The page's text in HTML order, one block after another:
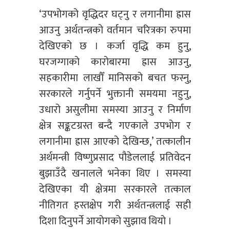
‘उपभोगको वृद्धिदर घट्नु र लगानीमा ह्रास
आउनु अर्थतन्त्रको वर्तमान चरित्रका रुपमा
देखिएको छ । कर्जा वृद्धि कम हुनु,
घरजग्गाको कारोबारमा ह्रास आउनु,
सहकारीमा लाखौँ मानिसको बचत फस्नु,
सरकारले गर्नुपर्ने भुक्तानी समयमा नहुनु,
उधारो असुलीमा समस्या आउनु र निर्माण
क्षेत्र सङ्कटग्रस्त बन्दै गएकाले उपभोग र
लगानीमा ह्रास आएको देखिन्छ,’ तत्कालीन
अर्थमन्त्री विष्णुप्रसाद पौडेललाई प्रतिवेदन
बुझाउँदै खनालले भनेका थिए । समस्या
देखिएका यी क्षेत्रमा सरकारले तत्काल
नीतिगत हस्तक्षेप गरी अर्थतन्त्रलाई सही
दिशा दिनुपर्ने आयोगको सुझाव थियो ।